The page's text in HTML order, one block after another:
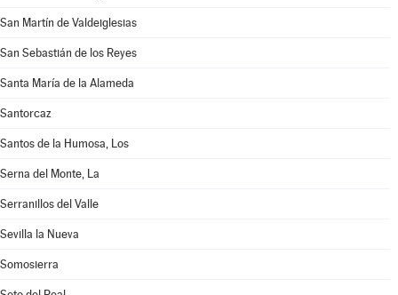
San Martín de Valdeiglesias
San Sebastián de los Reyes
Santa María de la Alameda
Santorcaz
Santos de la Humosa, Los
Serna del Monte, La
Serranillos del Valle
Sevilla la Nueva
Somosierra